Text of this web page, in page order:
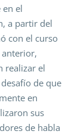
el
a partir del
con el curso
anterior,
realizar el
de que
en
sus
de habla